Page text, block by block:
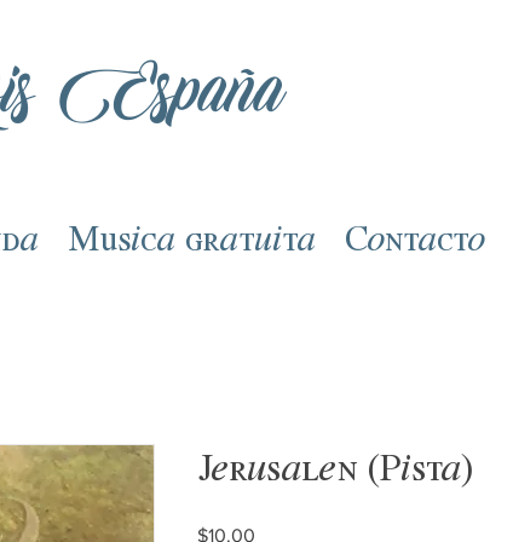
España
Música gratuita Contacto
Jerusalen (Pista)
$10.00